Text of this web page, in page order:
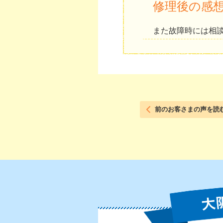
修理後の感
また故障時には相
前のお客さまの声を読